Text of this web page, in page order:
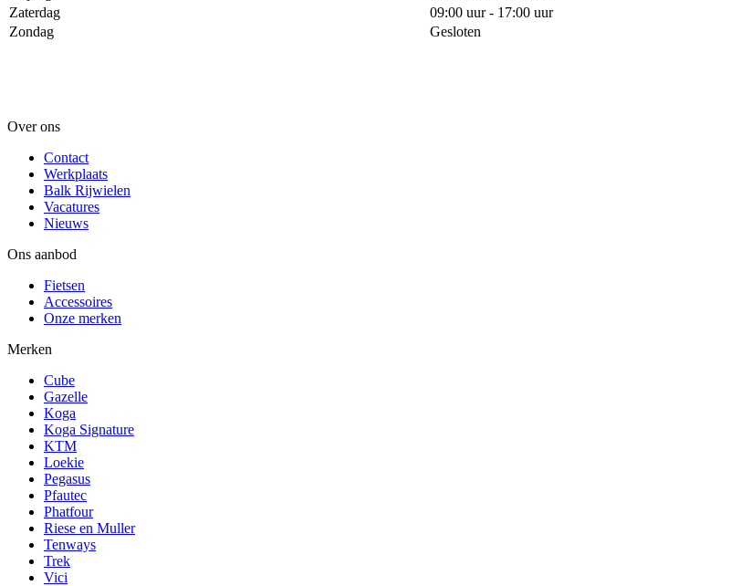
Zaterdag
09:00 uur - 17:00 uur
Zondag
Gesloten
Over ons
Contact
Werkplaats
Balk Rijwielen
Vacatures
Nieuws
Ons aanbod
Fietsen
Accessoires
Onze merken
Merken
Cube
Gazelle
Koga
Koga Signature
KTM
Loekie
Pegasus
Pfautec
Phatfour
Riese en Muller
Tenways
Trek
Vici